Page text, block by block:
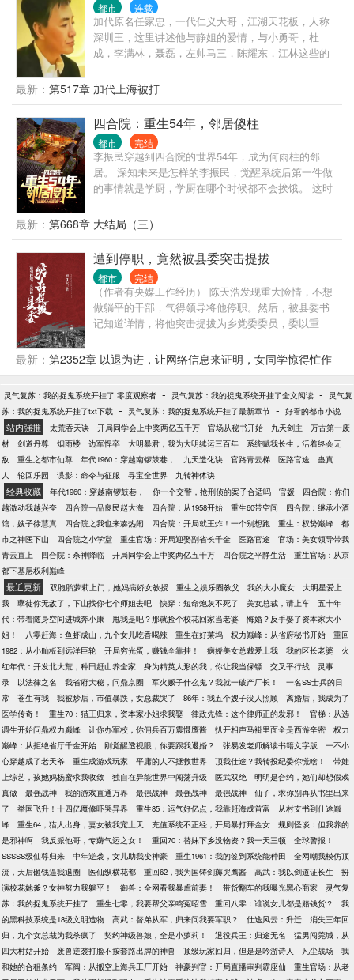
都市 连载
加代原名任家忠，一代仁义大哥，江湖天花板，人称
深圳王，这里讲述他与静姐的爱情，与小勇哥，杜
成，李满林，聂磊，左帅马三，陈耀东，江林这些的
弟，这里讲述加代大哥的江湖。
最新： 第517章 加代上海被打
四合院：重生54年，邻居傻柱
都市 完结
李振民穿越到四合院的世界54年，成为何雨柱的邻
居。 深知未来是怎样的李振民，觉醒系统后第一件做
的事情就是学厨，学厨在哪个时候都不会挨饿。 这时
后面叫哥。 许大茂也没未来的那么坏，缠着李振民要
做徒弟。 二大爷的大儿子刘光齐也还在大院，上高
中，对李振民那是一个崇拜。 李振民一路高升，进
厂，食堂主任，后勤主任，副厂长.... 易中海在贾东旭
死后转移养老索取对象？ 秦淮茹想吸血？ 李振
民：“滚，再来送你们吃花生米！” 何雨柱：“滚，你甚
至都不叫我一声何主任。” 许大茂：“滚，别打扰我学
习，我现在要考大学！”
最新： 第668章 大结局（三）
遭到停职，竟然被县委突击提拔
都市 完结
（作者有央媒工作经历） 陈天浩发现重大险情，不想
做躺平的干部，气得领导将他停职。然后，被县委书
记知道详情，将他突击提拔为乡党委委员，委以重
途。 从此，他从乡、县、市到省级的每一个阶梯中，
大胆开拓进取，走向仕途巅峰。 本书故事是虚构。
最新： 第2352章 以退为进，让网络信息来证明，女同学惊得忙作
出抉择
灵气复苏：我的捉鬼系统开挂了 零度观察者 - 灵气复苏：我的捉鬼系统开挂了全文阅读 -
灵气复
苏：我的捉鬼系统开挂了txt下载 - 灵气复苏：我的捉鬼系统开挂了最新章节 - 好看的都市小说
站内强推 太荒吞天诀 开局同学会上中奖两亿五千万 官场从秘书开始 九天剑主
万古第一废
材
剑道丹尊 烟雨楼 边军悍卒 大明暴君，我为大明续运三百年
系统赋我长生，活着终会无
敌
重生之都市仙尊 年代1960：穿越南锣鼓巷， 九天造化诀 官路青云梯 医路官途
蛊真
人
轮回乐园 谍影：命令与征服 寻宝全世界 九转神体诀
经典收藏 年代1960：穿越南锣鼓巷， 你一个交警，抢刑侦的案子合适吗 官媛
四合院：你们
越激动我越兴奋
四合院一品良民赵大海 四合院：从1958开始 重生60带空间
四合院：继承小酒
馆，嫂子徐慧真
四合院之我也来凑热闹 四合院：开局就王炸！一个别想跑 重生：权势巅峰
都
市之神医下山
四合院之小学堂 重生官场：开局迎娶副省长千金 医路官途
官场：美女领导带我
青云直上
四合院：杀神降临 开局同学会上中奖两亿五千万 四合院之平静生活
重生官场：从京
都下基层权利巅峰
最近更新 双胞胎萝莉上门，她妈病娇女教授 重生之娱乐圈教父 我的大小魔女
大明星爱上
我
孽徒你无敌了，下山找你七个师姐去吧 快穿：短命炮灰不死了 美女总裁，请上车
五十年
代：带着随身空间进城奔小康
甩我是吧？那就捡个校花回家当老婆
悔婚？反手娶了资本家大小
姐！
八零赶海：鱼虾成山，九个女儿吃香喝辣 重生在好莱坞 权力巅峰：从省府秘书开始
重回
1982：从小舢板到远洋巨轮
开局穷光蛋，赚钱全靠挂！ 病娇美女总裁爱上我 我的区长老婆
火
红年代：开发北大荒，种田赶山养全家
身为精英人形的我，你让我当保镖 交叉平行线
灵事
录
以法律之名 我省府大秘，问鼎京圈 军火贩子什么鬼？我就一破产厂长！
一名SS士兵的日
常
苍生有我 我被炒后，市值暴跌，女总裁哭了 86年：我五个嫂子没人照顾
离婚后，我成为了
医学传奇！
重生70：猎王归来，资本家小姐求我娶 律政先锋：这个律师正的发邪！
官梯：从选
调生开始问鼎权力巅峰
让你办军校，你佣兵百万震慑鹰酱 扒开相声马褂里面全是西游辛密
权力
巅峰：从拒绝省厅千金开始
刚觉醒透视眼，你要跟我退婚？ 张易发老师解读书籍文字版
一不小
心穿越成了老天爷
重生成游戏玩家 平庸的人不拯救世界 顶我仕途？我转投纪委你慌啥！
带娃
上综艺，孩她妈杨蜜求我收敛
独自在异能世界中闯荡升级 医武双绝
明明是合约，她们却想假戏
真做
最强战神 我的游戏直通万界 最强战神 最强战神 最强战神
仙子，求你别再从书里出来
了
举国飞升！十四亿魔修吓哭异界 重生85：运气好亿点，我靠赶海成首富
从村支书到仕途巅
峰
重生64，猎人出身，妻女被我宠上天 充值系统不正经，开局暴打拜金女
规则怪谈：但我养的
是邪神啊
我反派他哥，专薅气运之女！ 重回70：替妹下乡没物资？我一天三顿
全球警报！
SSSSS级仙尊归来
中年逆袭，女儿助我变神豪 重生1961：我的签到系统能种田
全网嘲我模仿顶
流，天后砸钱逼我退圈
医仙纵横花都 重回62，我为国铸剑薅哭鹰酱 高武：我以剑道证长生
扮
演校花她爹？女神努力我躺平！
御兽：全网看我暴虐前妻！ 带货翻车的我曝光黑心商家
灵气复
苏：我的捉鬼系统开挂了
重生七零，我要帮父亲鸣冤昭雪 重回八零：谁说女儿都是赔钱货？
我
的黑科技系统是18级文明造物
高武：替弟从军，归来问我要军职？ 仕途风云：升迁
消失三年回
归，九个女总裁为我杀疯了
契约神级兽娘，全是小萝莉！ 退役兵王：归途无名
猛男闯莞城，从
四大村姑开始
废兽逆袭打脸不按套路出牌的神兽 顶级玩家回归，但是是吟游诗人 凡尘战场
我
和她的合租条约
军阀：从搬空上海兵工厂开始 神豪判官：开局直播审判霸座仙
重生官场：从老